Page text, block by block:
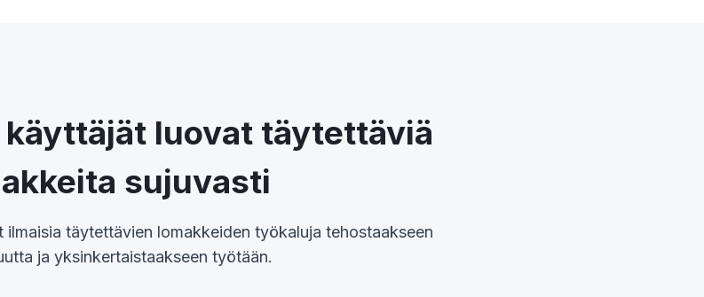
luovat täytettäviä
sujuvasti
ilmaisia täytettävien lomakkeiden työkaluja tehostaakseen
ja yksinkertaistaakseen työtään.